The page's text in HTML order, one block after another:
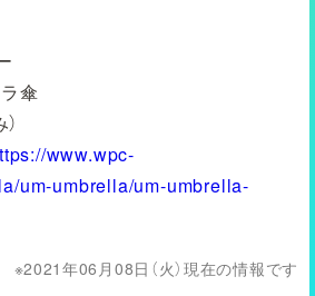
傘
www.wpc-
um-umbrella/um-umbrella-
2021年06月08日（火）現在の情報です